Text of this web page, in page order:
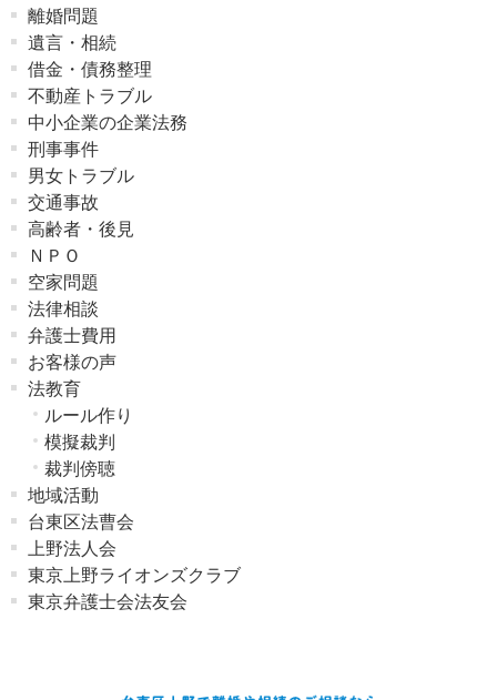
離婚問題
遺言・相続
借金・債務整理
不動産トラブル
中小企業の企業法務
刑事事件
男女トラブル
交通事故
高齢者・後見
ＮＰＯ
空家問題
法律相談
弁護士費用
お客様の声
法教育
ルール作り
模擬裁判
裁判傍聴
地域活動
台東区法曹会
上野法人会
東京上野ライオンズクラブ
東京弁護士会法友会